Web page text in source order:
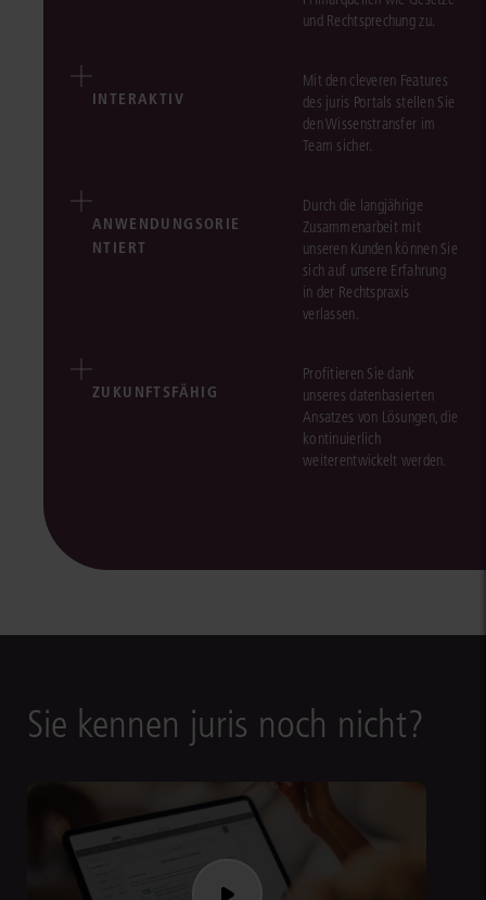
und Rechtsprechung zu.
INTERAKTIV
Mit den cleveren Features
des juris Portals stellen Sie
den Wissenstransfer im
Team sicher.
ANWENDUNGSORIE
NTIERT
Durch die langjährige
Zusammenarbeit mit
unseren Kunden können Sie
sich auf unsere Erfahrung
in der Rechtspraxis
verlassen.
ZUKUNFTSFÄHIG
Profitieren Sie dank
unseres datenbasierten
Ansatzes von Lösungen, die
kontinuierlich
weiterentwickelt werden.
Sie kennen juris noch nicht?